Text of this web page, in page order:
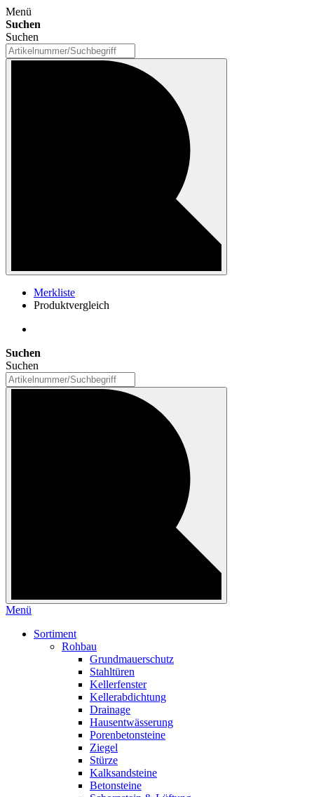
Menü
Suchen
Suchen
Merkliste
Produktvergleich
Suchen
Suchen
Menü
Sortiment
Rohbau
Grundmauerschutz
Stahltüren
Kellerfenster
Kellerabdichtung
Drainage
Hausentwässerung
Porenbetonsteine
Ziegel
Stürze
Kalksandsteine
Betonsteine